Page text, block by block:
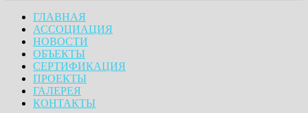
ГЛАВНАЯ
АССОЦИАЦИЯ
НОВОСТИ
ОБЪЕКТЫ
СЕРТИФИКАЦИЯ
ПРОЕКТЫ
ГАЛЕРЕЯ
КОНТАКТЫ